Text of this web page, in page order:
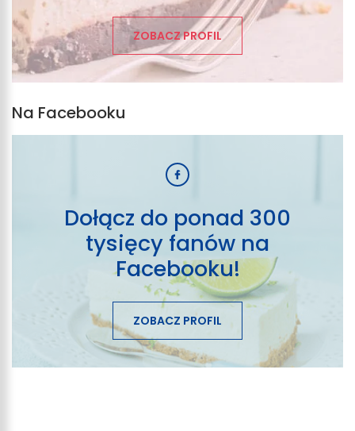
ZOBACZ PROFIL
Na Facebooku
Dołącz do ponad 300
tysięcy fanów na
Facebooku!
ZOBACZ PROFIL